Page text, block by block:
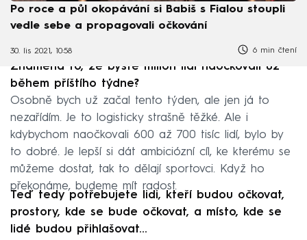
Po roce a půl okopávání si Babiš s Fialou stoupli
vedle sebe a propagovali očkování
30. lis 2021, 10:58 6 min čtení
Znamená to, že byste milion lidí naočkovali už
během příštího týdne?
Osobně bych už začal tento týden, ale jen já to
nezařídím. Je to logisticky strašně těžké. Ale i
kdybychom naočkovali 600 až 700 tisíc lidí, bylo by
to dobré. Je lepší si dát ambiciózní cíl, ke kterému se
můžeme dostat, tak to dělají sportovci. Když ho
překonáme, budeme mít radost.
Teď tedy potřebujete lidi, kteří budou očkovat,
prostory, kde se bude očkovat, a místo, kde se
lidé budou přihlašovat…